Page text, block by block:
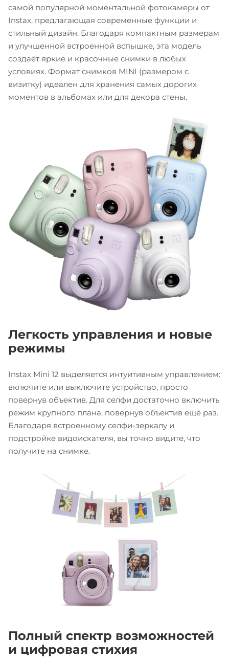
самой популярной моментальной фотокамеры от
Instax, предлагающая современные функции и
стильный дизайн. Благодаря компактным размерам
и улучшенной встроенной вспышке, эта модель
создаёт яркие и красочные снимки в любых
условиях. Формат снимков MINI (размером с
визитку) идеален для хранения самых дорогих
моментов в альбомах или для декора стены.
Легкость управления и новые
режимы
Instax Mini 12 выделяется интуитивным управлением:
включите или выключите устройство, просто
повернув объектив. Для селфи достаточно включить
режим крупного плана, повернув объектив ещё раз.
Благодаря встроенному селфи-зеркалу и
подстройке видоискателя, вы точно видите, что
получите на снимке.
Полный спектр возможностей
и цифровая стихия